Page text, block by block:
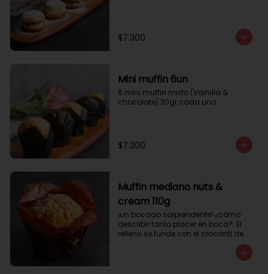
$7.300
Mini muffin 6un
6 mini muffin mixto (Vainilla &
chocolate) 30gr cada uno
$7.300
Muffin mediano nuts &
cream 110g
¡un bocado sorprendente! ¿cómo
describir tanto placer en boca?. El
relleno se funde con el crocanti de
avellanas que potencia su masa
exquisita. Esponjosa masa de color
tostado y sabor vainilla que incluye